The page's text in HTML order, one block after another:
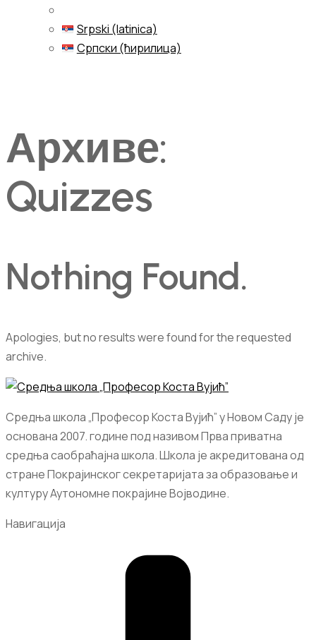
Srpski (latinica)
Српски (ћирилица)
Архиве:
Quizzes
Nothing Found.
Apologies, but no results were found for the requested
archive.
Средња школа „Професор Коста Вујић” у Новом Саду је
основана 2007. године под називом Прва приватна
средња саобраћајна школа. Школа је акредитована од
стране Покрајинског секретаријата за образовање и
културу Аутономне покрајине Војводине.
Навигација